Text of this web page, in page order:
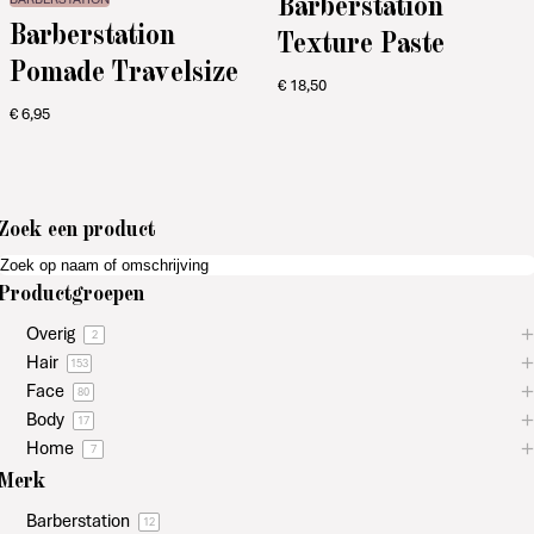
Barberstation
Pomade Travelsize
€6,95
Texture Paste
€18,50
een product
Overig 2
Hair 153
Face 80
Body 17
Home 7
Barberstation 12